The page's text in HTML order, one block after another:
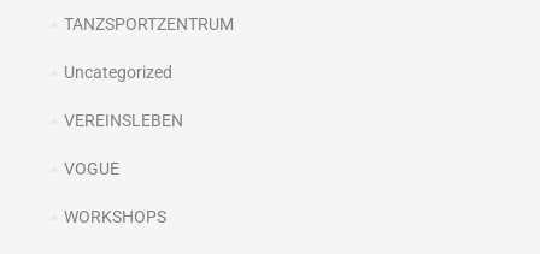
TANZSPORTZENTRUM
Uncategorized
VEREINSLEBEN
VOGUE
WORKSHOPS